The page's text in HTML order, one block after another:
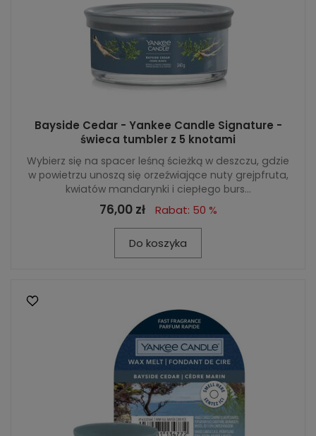
Bayside Cedar - Yankee Candle Signature -
świeca tumbler z 5 knotami
Wybierz się na spacer leśną ścieżką w deszczu, gdzie
w powietrzu unoszą się orzeźwiające nuty grejpfruta,
kwiatów mandarynki i ciepłego burs...
76,00 zł Rabat: 50 %
Do koszyka